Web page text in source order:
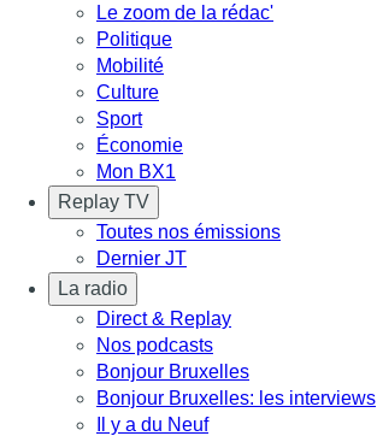
Le zoom de la rédac'
Politique
Mobilité
Culture
Sport
Économie
Mon BX1
Replay TV
Toutes nos émissions
Dernier JT
La radio
Direct & Replay
Nos podcasts
Bonjour Bruxelles
Bonjour Bruxelles: les interviews
Il y a du Neuf